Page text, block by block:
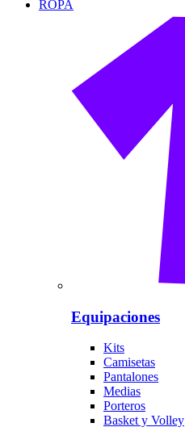
ROPA
Equipaciones
Kits
Camisetas
Pantalones
Medias
Porteros
Basket y Volley